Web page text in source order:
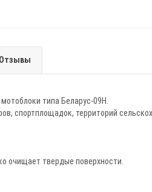
Отзывы
типа Беларус-09Н.
спортплощадок, территорий
очищает твердые поверхности.